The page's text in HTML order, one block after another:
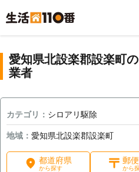
愛知県北設楽郡設楽町
業者
カテゴリ： シロアリ駆除
地域： 愛知県北設楽郡設楽町
都道府県
から探す
郵
から